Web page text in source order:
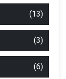
(13)
(3)
(6)